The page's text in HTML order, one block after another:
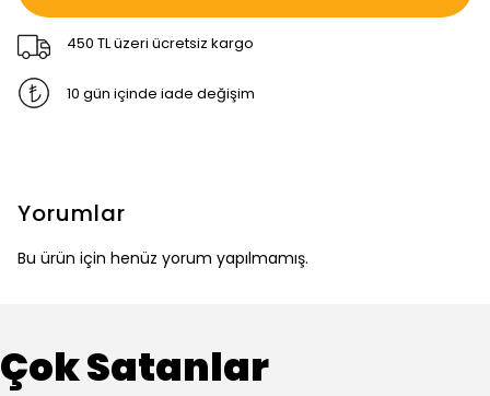
450 TL üzeri ücretsiz kargo
10 gün içinde iade değişim
Yorumlar
Bu ürün için henüz yorum yapılmamış.
Çok Satanlar